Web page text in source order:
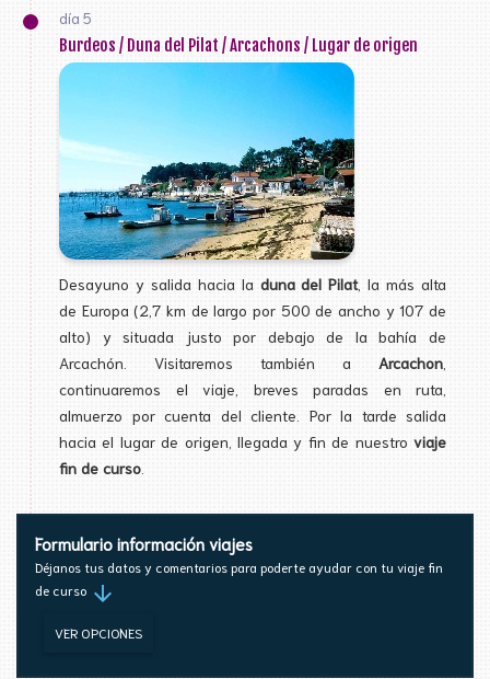
día 5
Burdeos / Duna del Pilat / Arcachons / Lugar de origen
Desayuno y salida hacia la duna del Pilat, la más alta
de Europa (2,7 km de largo por 500 de ancho y 107 de
alto) y situada justo por debajo de la bahía de
Arcachón. Visitaremos también a Arcachon
continuaremos el viaje, breves paradas en ruta,
almuerzo por cuenta del cliente. Por la tarde salida
hacia el lugar de origen, llegada y fin de nuestro viaje
fin de curso
Formulario información viajes
Déjanos tus datos y comentarios para poderte ayudar con tu viaje fin
de curso arrow_downward
VER OPCIONES